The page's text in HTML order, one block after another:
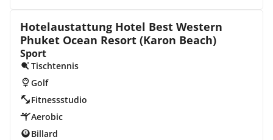
Hotelaustattung Hotel Best Western
Phuket Ocean Resort (Karon Beach)
Sport
Tischtennis
Golf
Fitnessstudio
Aerobic
Billard